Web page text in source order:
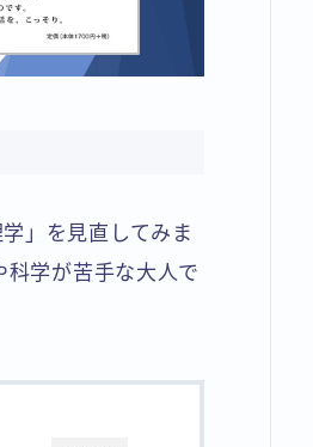
」を見直してみま
科学が苦手な大人で